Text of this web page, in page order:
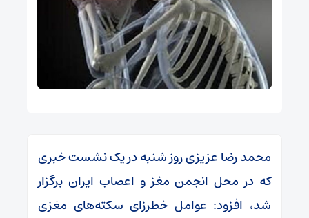
محمد رضا عزیزی روز شنبه در یک نشست خبری
که در محل انجمن مغز و اعصاب ایران برگزار
شد، افزود: عوامل خطرزای سکته‌های مغزی